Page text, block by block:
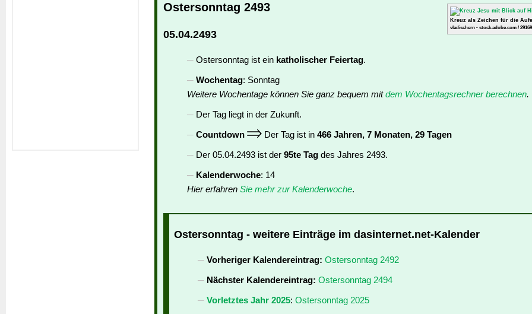
Kreuz als Zeichen für die
vladischern - stock.adobe.com /
Ostersonntag 2493
05.04.2493
Ostersonntag ist ein katholischer Feiertag.
Wochentag: Sonntag
Weitere Wochentage können Sie ganz bequem mitdem Wochentagsrechner berechnen.
Der Tag liegt in der Zukunft.
Countdown
Der Tag ist in 466 Jahren, 7 Monaten, 29 Tagen
Der 05.04.2493 ist der 95te Tag des Jahres 2493.
Kalenderwoche: 14
Hier erfahren Sie mehr zur Kalenderwoche.
Ostersonntag - weitere Einträge im dasinternet.net-Kalender
Vorheriger Kalendereintrag: Ostersonntag 2492
Nächster Kalendereintrag: Ostersonntag 2494
Vorletztes Jahr 2025: Ostersonntag 2025